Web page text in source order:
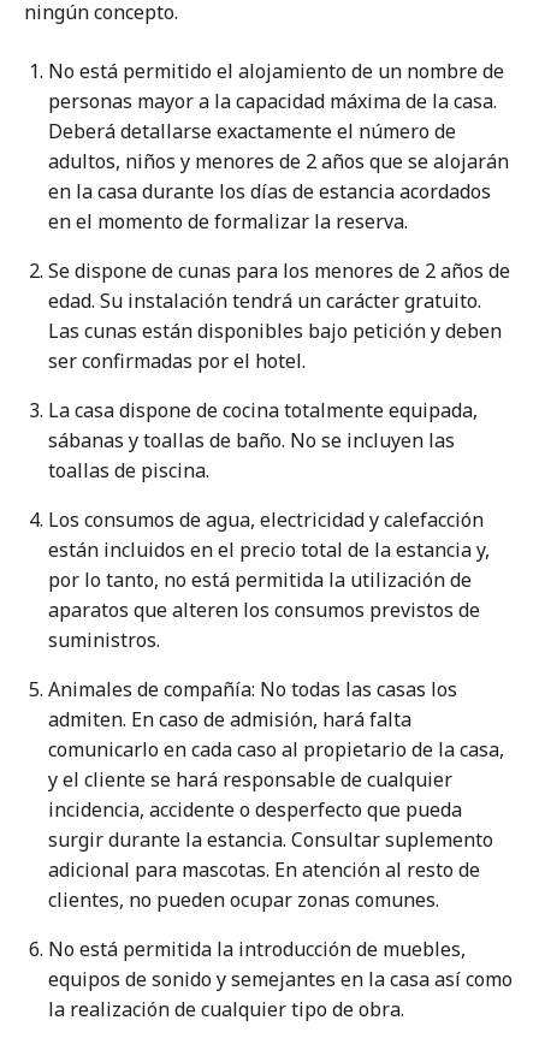
ningún concepto.
No está permitido el alojamiento de un nombre de
personas mayor a la capacidad máxima de la casa.
Deberá detallarse exactamente el número de
adultos, niños y menores de 2 años que se alojarán
en la casa durante los días de estancia acordados
en el momento de formalizar la reserva.
Se dispone de cunas para los menores de 2 años de
edad. Su instalación tendrá un carácter gratuito.
Las cunas están disponibles bajo petición y deben
ser confirmadas por el hotel.
La casa dispone de cocina totalmente equipada,
sábanas y toallas de baño. No se incluyen las
toallas de piscina.
Los consumos de agua, electricidad y calefacción
están incluidos en el precio total de la estancia y,
por lo tanto, no está permitida la utilización de
aparatos que alteren los consumos previstos de
suministros.
Animales de compañía: No todas las casas los
admiten. En caso de admisión, hará falta
comunicarlo en cada caso al propietario de la casa,
y el cliente se hará responsable de cualquier
incidencia, accidente o desperfecto que pueda
surgir durante la estancia. Consultar suplemento
adicional para mascotas. En atención al resto de
clientes, no pueden ocupar zonas comunes.
No está permitida la introducción de muebles,
equipos de sonido y semejantes en la casa así como
la realización de cualquier tipo de obra.